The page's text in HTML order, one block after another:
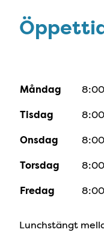
Måndag
Tisdag
Onsdag
Torsdag
Fredag
Lunchstängt